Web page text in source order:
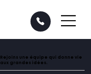
Rejoins une équipe qui donne vie
aux grandes idées.